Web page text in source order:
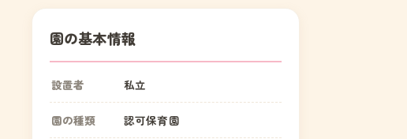
園の基本情報
設置者 私立
園の種類 認可保育園